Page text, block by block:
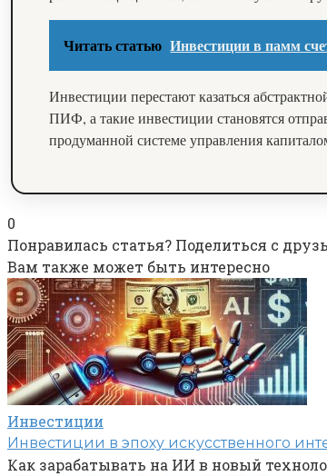
Читать статью Инвестиции в памм
Инвестиции перестают казаться
ПИФ, а такие инвестиции становятся
продуманной системе управления
0
Понравилась статья? Поделиться с
Вам также может быть интересно
Инвестиции
Инвестиции в эпоху искусственного
Как зарабатывать на ИИ в новый